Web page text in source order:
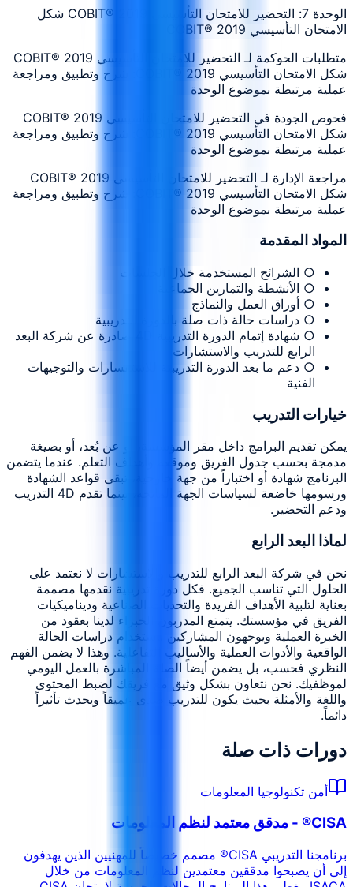
الوحدة 7: التحضير للامتحان التأسيسي COBIT® 2019 شكل
الامتحان التأسيسي COBIT® 2019
متطلبات الحوكمة لـ التحضير للامتحان التأسيسي COBIT® 2019
شكل الامتحان التأسيسي COBIT® 2019: شرح وتطبيق ومراجعة
عملية مرتبطة بموضوع الوحدة
فحوص الجودة في التحضير للامتحان التأسيسي COBIT® 2019
شكل الامتحان التأسيسي COBIT® 2019: شرح وتطبيق ومراجعة
عملية مرتبطة بموضوع الوحدة
مراجعة الإدارة لـ التحضير للامتحان التأسيسي COBIT® 2019
شكل الامتحان التأسيسي COBIT® 2019: شرح وتطبيق ومراجعة
عملية مرتبطة بموضوع الوحدة
المواد المقدمة
○ الشرائح المستخدمة خلال الجلسات
○ الأنشطة والتمارين الجماعية
○ أوراق العمل والنماذج
○ دراسات حالة ذات صلة بالدورة التدريبية
○ شهادة إتمام الدورة التدريبية 4D صادرة عن شركة البعد
الرابع للتدريب والاستشارات
○ دعم ما بعد الدورة التدريبية للاستفسارات والتوجيهات
الفنية
خيارات التدريب
يمكن تقديم البرامج داخل مقر المؤسسة، أو عن بُعد، أو بصيغة
مدمجة بحسب جدول الفريق وموقعه وأهداف التعلم. عندما يتضمن
البرنامج شهادة أو اختباراً من جهة خارجية، تبقى قواعد الشهادة
ورسومها خاضعة لسياسات الجهة المانحة، بينما تقدم 4D التدريب
ودعم التحضير.
لماذا البعد الرابع
نحن في شركة البعد الرابع للتدريب والاستشارات لا نعتمد على
الحلول التي تناسب الجميع. فكل دورة تدريبية نقدمها مصممة
بعناية لتلبية الأهداف الفريدة والتحديات الصناعية وديناميكيات
الفريق في مؤسستك. يتمتع المدربون الخبراء لدينا بعقود من
الخبرة العملية ويوجهون المشاركين باستخدام دراسات الحالة
الواقعية والأدوات العملية والأساليب التفاعلية. وهذا لا يضمن الفهم
النظري فحسب، بل يضمن أيضاً الصلة المباشرة بالعمل اليومي
لموظفيك. نحن نتعاون بشكل وثيق مع فريقك لضبط المحتوى
واللغة والأمثلة بحيث يكون للتدريب صدى عميقاً ويحدث تأثيراً
دائماً.
دورات ذات صلة
أمن تكنولوجيا المعلومات
CISA® - مدقق معتمد لنظم المعلومات
برنامجنا التدريبي CISA® مصمم خصيصاً للمهنيين الذين يهدفون
إلى أن يصبحوا مدققين معتمدين لنظم المعلومات من خلال